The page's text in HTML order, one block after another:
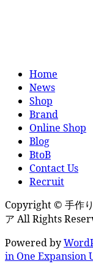
Home
News
Shop
Brand
Online Shop
Blog
BtoB
Contact Us
Recruit
Copyright © 手作
ア All Rights
Powered by
in One Expansion